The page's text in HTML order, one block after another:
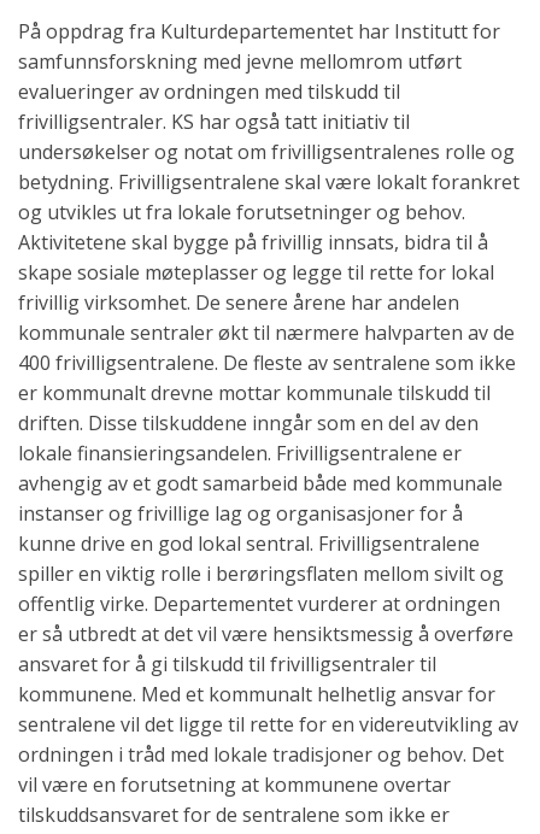
På oppdrag fra Kulturdepartementet har Institutt for
samfunnsforskning med jevne mellomrom utført
evalueringer av ordningen med tilskudd til
frivilligsentraler. KS har også tatt initiativ til
undersøkelser og notat om frivilligsentralenes rolle og
betydning. Frivilligsentralene skal være lokalt forankret
og utvikles ut fra lokale forutsetninger og behov.
Aktivitetene skal bygge på frivillig innsats, bidra til å
skape sosiale møteplasser og legge til rette for lokal
frivillig virksomhet. De senere årene har andelen
kommunale sentraler økt til nærmere halvparten av de
400 frivilligsentralene. De fleste av sentralene som ikke
er kommunalt drevne mottar kommunale tilskudd til
driften. Disse tilskuddene inngår som en del av den
lokale finansieringsandelen. Frivilligsentralene er
avhengig av et godt samarbeid både med kommunale
instanser og frivillige lag og organisasjoner for å
kunne drive en god lokal sentral. Frivilligsentralene
spiller en viktig rolle i berøringsflaten mellom sivilt og
offentlig virke. Departementet vurderer at ordningen
er så utbredt at det vil være hensiktsmessig å overføre
ansvaret for å gi tilskudd til frivilligsentraler til
kommunene. Med et kommunalt helhetlig ansvar for
sentralene vil det ligge til rette for en videreutvikling av
ordningen i tråd med lokale tradisjoner og behov. Det
vil være en forutsetning at kommunene overtar
tilskuddsansvaret for de sentralene som ikke er